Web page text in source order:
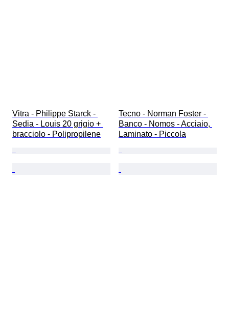
Vitra - Philippe Starck -
Sedia - Louis 20 grigio +
bracciolo - Polipropilene
Tecno - Norman Foster -
Banco - Nomos - Acciaio,
Laminato - Piccola